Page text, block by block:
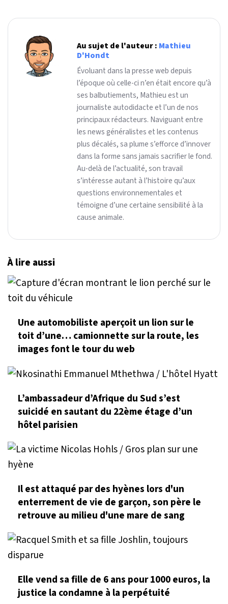
Au sujet de l'auteur : Mathieu
D'Hondt
Évoluant dans la presse web depuis
l’époque où celle-ci n’en était encore qu’à
ses balbutiements, Mathieu est un
journaliste autodidacte et l’un de nos
principaux rédacteurs. Naviguant entre
les news généralistes et les contenus
plus décalés, sa plume s’efforce d’innover
dans la forme sans jamais sacrifier le fond.
Au-delà de l’actualité, son travail
s’intéresse autant à l’histoire qu’aux
questions environnementales et
témoigne d’une certaine sensibilité à la
cause animale.
À lire aussi
Une automobiliste aperçoit un lion sur le
toit d’une… camionnette sur la route, les
images font le tour du web
L’ambassadeur d’Afrique du Sud s’est
suicidé en sautant du 22ème étage d’un
hôtel parisien
Il est attaqué par des hyènes lors d'un
enterrement de vie de garçon, son père le
retrouve au milieu d'une mare de sang
Elle vend sa fille de 6 ans pour 1000 euros, la
justice la condamne à la perpétuité